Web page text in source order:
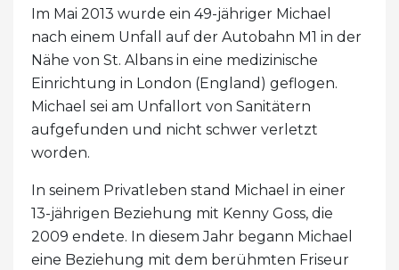
Im Mai 2013 wurde ein 49-jähriger Michael
nach einem Unfall auf der Autobahn M1 in der
Nähe von St. Albans in eine medizinische
Einrichtung in London (England) geflogen.
Michael sei am Unfallort von Sanitätern
aufgefunden und nicht schwer verletzt
worden.
In seinem Privatleben stand Michael in einer
13-jährigen Beziehung mit Kenny Goss, die
2009 endete. In diesem Jahr begann Michael
eine Beziehung mit dem berühmten Friseur